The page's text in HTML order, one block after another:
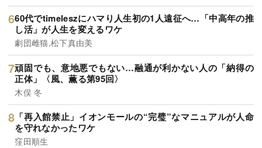
60代でtimeleszにハマり人生初の1人遠征へ…「中高年の推
し活」が人生を変えるワケ
劇団雌猫,松下真由美
頑固でも、意地悪でもない…融通が利かない人の「納得の
正体」〈風、薫る第95回〉
木俣 冬
「再入館禁止」イオンモールの“完璧”なマニュアルが人命
を守れなかったワケ
窪田順生